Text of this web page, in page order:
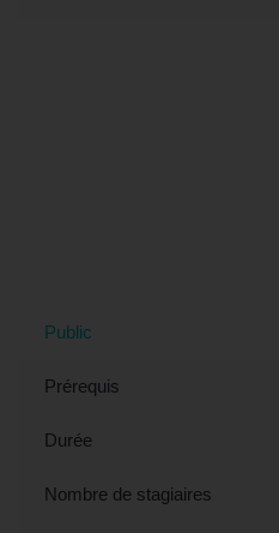
Public
Prérequis
Durée
Nombre de stagiaires